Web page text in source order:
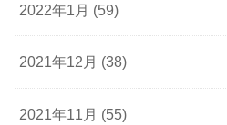
2022年1月 (59)
2021年12月 (38)
2021年11月 (55)